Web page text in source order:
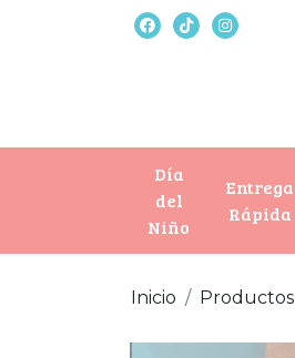
Día
del
Niño
Entrega
Rápida
Inicio Productos